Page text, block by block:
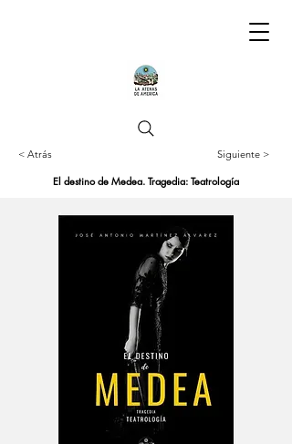
< Atrás Siguiente >
El destino de Medea. Tragedia: Teatrología